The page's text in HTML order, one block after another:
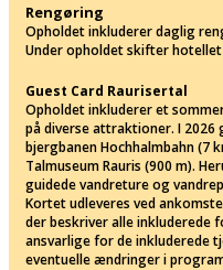
Rengøring
Opholdet inkluderer daglig
Under opholdet skifter
Guest Card Raurisertal
Opholdet inkluderer et
på diverse attraktioner. I
bjergbanen Hochhalmbahn (7
Talmuseum Rauris (900 m).
guidede vandreture og
Kortet udleveres ved
der beskriver alle inkluderede
ansvarlige for de inkluderede
eventuelle ændringer i